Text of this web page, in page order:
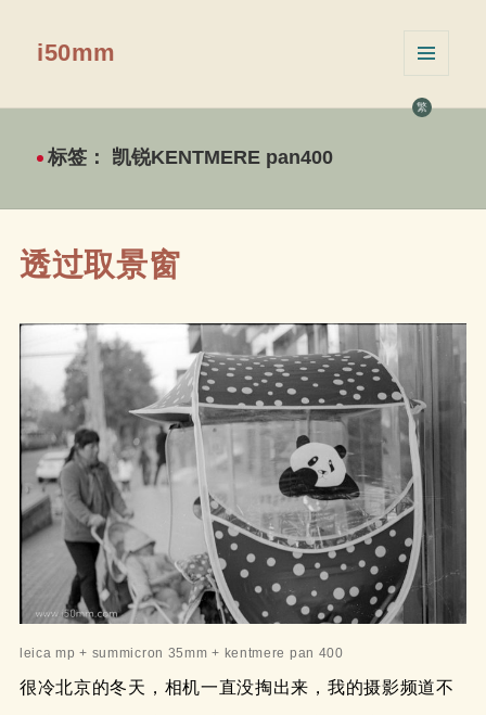
繁
i50mm
挂件
标签： 凯锐KENTMERE pan400
透过取景窗
leica mp + summicron 35mm + kentmere pan 400
很冷北京的冬天，相机一直没掏出来，我的摄影频道不